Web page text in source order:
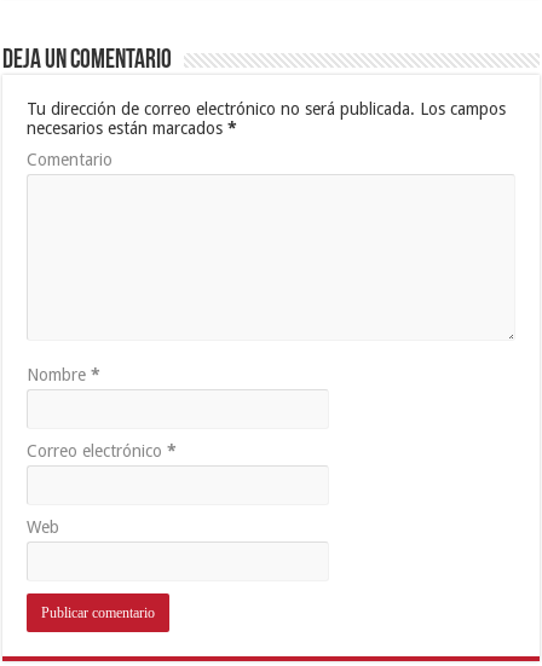
Deja un comentario
Tu dirección de correo electrónico no será publicada. Los campos
necesarios están marcados*
Comentario
Nombre*
Correo electrónico*
Web